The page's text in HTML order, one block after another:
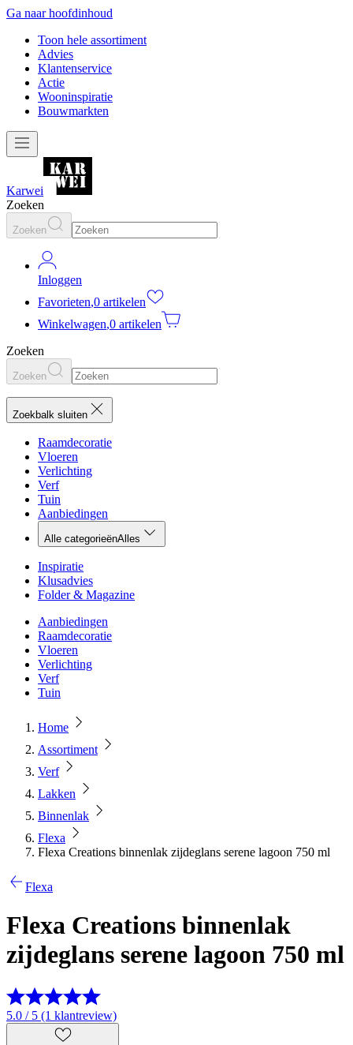
Ga naar hoofdinhoud
Toon hele assortiment
Advies
Klantenservice
Actie
Wooninspiratie
Bouwmarkten
Karwei
Zoeken
Zoeken
Inloggen
Favorieten,0 artikelen
Winkelwagen,0 artikelen
Zoeken
Zoeken
Zoekbalk sluiten
Raamdecoratie
Vloeren
Verlichting
Verf
Tuin
Aanbiedingen
Alle categorieënAlles
Inspiratie
Klusadvies
Folder & Magazine
Aanbiedingen
Raamdecoratie
Vloeren
Verlichting
Verf
Tuin
Home
Assortiment
Verf
Lakken
Binnenlak
Flexa
Flexa Creations binnenlak zijdeglans serene lagoon 750 ml
Flexa
Flexa Creations binnenlak
zijdeglans serene lagoon 750 ml
5.0 / 5 (1 klantreview)